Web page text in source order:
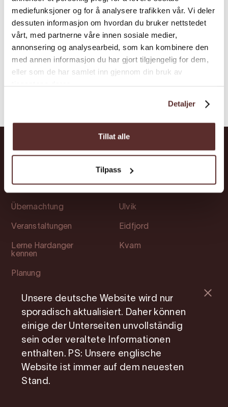
mediefunksjoner og for å analysere trafikken vår. Vi deler
dessuten informasjon om hvordan du bruker nettstedet
vårt, med partnerne våre innen sosiale medier,
annonsering og analysearbeid, som kan kombinere den
med annen informasjon du har gjort tilgjengelig for dem,
eller som de har samlet inn gjennom din bruk av
Detaljer
Tillat alle
Tilpass
Sie noch heute Ihre unvergessliche Reise!
Unsere deutsche Website wird nur
sporadisch aktualisiert. Daher können
einige der Unterseiten unvollständig
sein oder veraltete Informationen
enthalten. PS: Unsere englische
Website ist immer auf dem neuesten
Stand.
Übernachtung
Veranstaltungen
Lerne Hardanger
kennen
Planung
Orte
Ulvik
Eidfjord
Kvam
Soziale Medien
Facebook
Instagram
Youtube
Information
Mitgliedsseite
Photo Service
Über uns